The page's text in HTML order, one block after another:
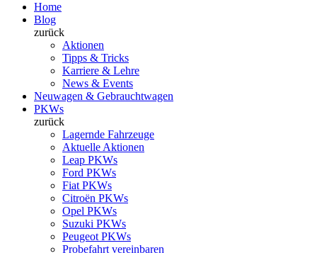
Home
Blog
zurück
Aktionen
Tipps & Tricks
Karriere & Lehre
News & Events
Neuwagen & Gebrauchtwagen
PKWs
zurück
Lagernde Fahrzeuge
Aktuelle Aktionen
Leap PKWs
Ford PKWs
Fiat PKWs
Citroën PKWs
Opel PKWs
Suzuki PKWs
Peugeot PKWs
Probefahrt vereinbaren